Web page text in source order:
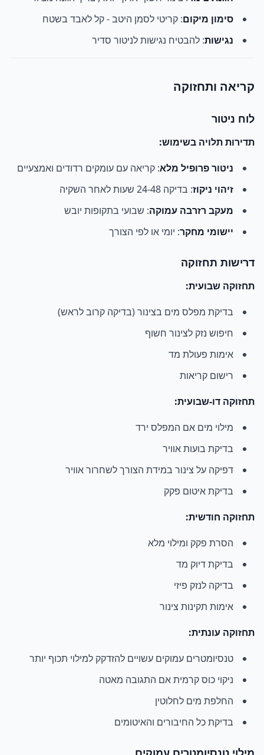
סימון מיקום: קריטי לסמן היטב - קל לאבד בשטח
נגישות: להבטיח נגישות לניטור סדיר
קריאה ותחזוקה
לוח ניטור
תדירות תלויה בשימוש:
ניטור פרופיל מלא: קריאה עם עומקים רדודים ואמצעיים
זיהוי ניקוז: בדיקה 24-48 שעות לאחר השקיה
מעקב רזרבה עמוקה: שבועי בתקופות יובש
יישומי מחקר: יומי או לפי הצורך
דרישות תחזוקה
תחזוקה שבועית:
בדיקת מפלס מים בצינור (בדיקה קרוב לראש)
חיפוש נזק לצינור חשוף
אימות פעולת מד
רישום קריאות
תחזוקה דו-שבועית:
מילוי מים אם המפלס ירד
בדיקת בועות אוויר
דפיקה על צינור במידת הצורך לשחרור אוויר
בדיקת איטום פקק
תחזוקה חודשית:
הסרת פקק ומילוי מלא
בדיקת דיוק מד
בדיקה לנזק פיזי
אימות תקינות צינור
תחזוקה עונתית:
טנסיומטרים עמוקים עשויים להזדקק למילוי תכוף יותר
ניקוי כוס קרמית אם התגובה מאטה
החלפת מים לחלוטין
בדיקת כל החיבורים והאיטומים